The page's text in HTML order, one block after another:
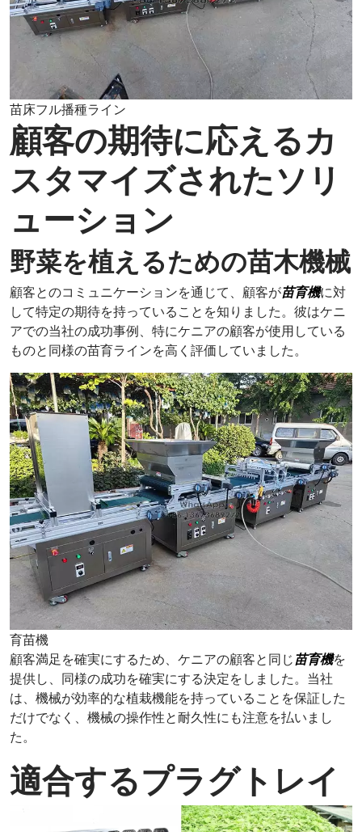
苗床フル播種ライン
顧客の期待に応えるカ
スタマイズされたソリ
ューション
野菜を植えるための苗木機械
顧客とのコミュニケーションを通じて、顧客が苗育機に対
して特定の期待を持っていることを知りました。彼はケニ
アでの当社の成功事例、特にケニアの顧客が使用している
ものと同様の苗育ラインを高く評価していました。
育苗機
顧客満足を確実にするため、ケニアの顧客と同じ苗育機を
提供し、同様の成功を確実にする決定をしました。当社
は、機械が効率的な植栽機能を持っていることを保証した
だけでなく、機械の操作性と耐久性にも注意を払いまし
た。
適合するプラグトレイ